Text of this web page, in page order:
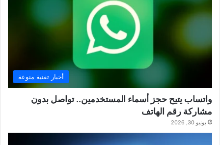
أخبار تقنية منوعة
واتساب يتيح حجز أسماء المستخدمين.. تواصل بدون
مشاركة رقم الهاتف
يونيو 30, 2026